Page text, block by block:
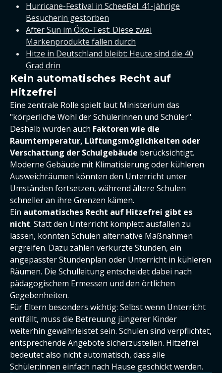
Hurricane-Festival in Scheeßel: 41-jährige
Besucherin gestorben
After Sun im Öko-Test: Diese zwei
Markenprodukte fallen durch
Hitze in Deutschland bleibt: Heute sind die 40
Grad drin
Kein automatisches Recht auf
Hitzefrei
Eine zentrale Rolle spielt laut Ministerium das
"körperliche Wohl der Schülerinnen und Schüler".
Deshalb würden auch Faktoren wie die
Raumtemperatur, Lüftungsmöglichkeiten oder
Verschattung der Schulgebäude berücksichtigt.
Moderne Gebäude mit Klimatisierung oder kühleren
Ausweichräumen könnten den Unterricht unter
Umständen fortsetzen, während ältere Schulen
schneller an ihre Grenzen kämen.
Ein automatisches Recht auf Hitzefrei gibt es
nicht. Statt den Unterricht komplett ausfallen zu
lassen, könnten Schulen alternative Maßnahmen
ergreifen. Dazu zählen verkürzte Stunden, ein
angepasster Stundenplan oder Unterricht in kühleren
Räumen. Die Schulleitung entscheidet dabei nach
pädagogischem Ermessen und den örtlichen
Gegebenheiten.
Für Eltern besonders wichtig: Selbst wenn Unterricht
entfällt, muss die Betreuung jüngerer Kinder
weiterhin gewährleistet sein. Schulen sind verpflichtet,
entsprechende Angebote sicherzustellen. Hitzefrei
bedeutet also nicht automatisch, dass alle
Schüler:innen einfach nach Hause geschickt werden.